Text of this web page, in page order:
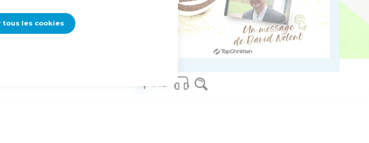
une Bible imprimée, rendez-vous sur www.editionsbiblio.fr
tous les cookies